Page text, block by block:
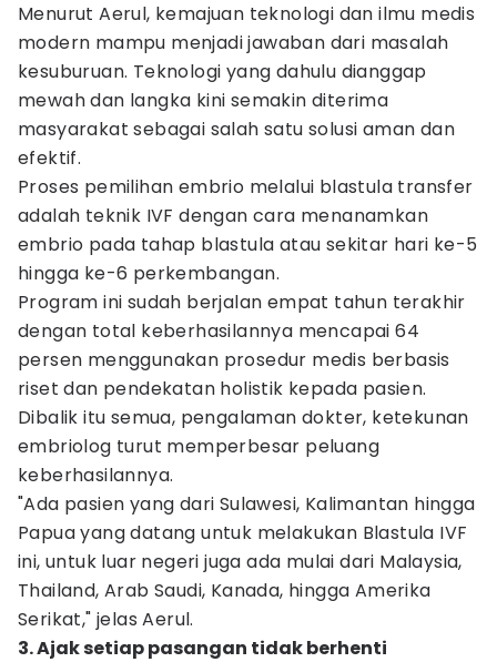
Menurut Aerul, kemajuan teknologi dan ilmu medis
modern mampu menjadi jawaban dari masalah
kesuburuan. Teknologi yang dahulu dianggap
mewah dan langka kini semakin diterima
masyarakat sebagai salah satu solusi aman dan
efektif.
Proses pemilihan embrio melalui blastula transfer
adalah teknik IVF dengan cara menanamkan
embrio pada tahap blastula atau sekitar hari ke-5
hingga ke-6 perkembangan.
Program ini sudah berjalan empat tahun terakhir
dengan total keberhasilannya mencapai 64
persen menggunakan prosedur medis berbasis
riset dan pendekatan holistik kepada pasien.
Dibalik itu semua, pengalaman dokter, ketekunan
embriolog turut memperbesar peluang
keberhasilannya.
"Ada pasien yang dari Sulawesi, Kalimantan hingga
Papua yang datang untuk melakukan Blastula IVF
ini, untuk luar negeri juga ada mulai dari Malaysia,
Thailand, Arab Saudi, Kanada, hingga Amerika
Serikat," jelas Aerul.
3. Ajak setiap pasangan tidak berhenti